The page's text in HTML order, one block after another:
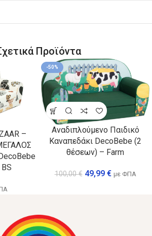
Προϊόντα
–
-50%
Αναδιπλούμενο Παιδικό
Καναπεδάκι DecoBebe (2
θέσεων) – Farm
100,00€ 49,99 € με ΦΠΑ